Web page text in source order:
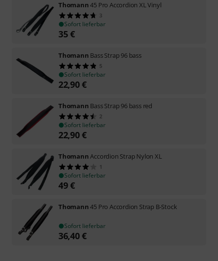
Thomann45 Pro Accordion XL Vinyl
3
Sofort lieferbar
35€
Thomann Bass Strap 96 bass
5
Sofort lieferbar
22,90€
Thomann Bass Strap 96 bass red
2
Sofort lieferbar
22,90€
ThomannAccordion Strap Nylon XL
1
Sofort lieferbar
49€
Thomann45 Pro Accordion Strap B-Stock
Sofort lieferbar
36,40€